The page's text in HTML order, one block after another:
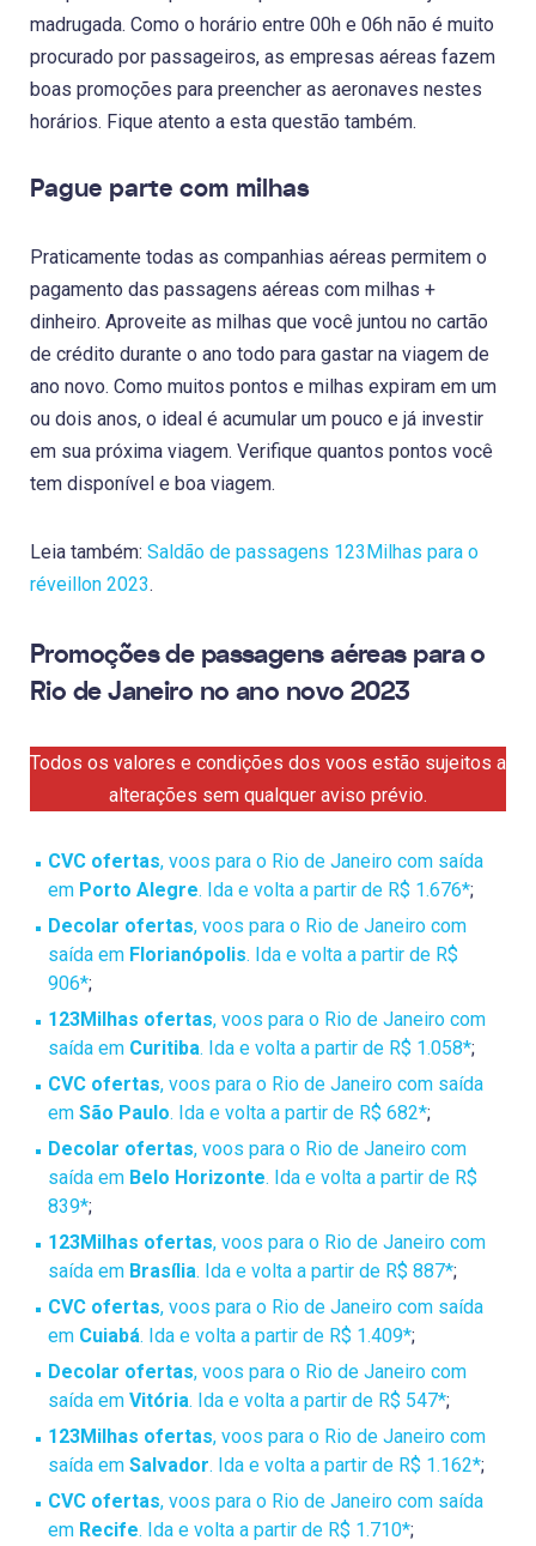
madrugada. Como o horário entre 00h e 06h não é muito
procurado por passageiros, as empresas aéreas fazem
boas promoções para preencher as aeronaves nestes
horários. Fique atento a esta questão também.
Pague parte com milhas
Praticamente todas as companhias aéreas permitem o
pagamento das passagens aéreas com milhas +
dinheiro. Aproveite as milhas que você juntou no cartão
de crédito durante o ano todo para gastar na viagem de
ano novo. Como muitos pontos e milhas expiram em um
ou dois anos, o ideal é acumular um pouco e já investir
em sua próxima viagem. Verifique quantos pontos você
tem disponível e boa viagem.
Leia também: Saldão de passagens 123Milhas para o
réveillon 2023.
Promoções de passagens aéreas para o
Rio de Janeiro no ano novo 2023
Todos os valores e condições dos voos estão sujeitos a
alterações sem qualquer aviso prévio.
CVC ofertas, voos para o Rio de Janeiro com saída
em Porto Alegre. Ida e volta a partir de R$ 1.676*;
Decolar ofertas, voos para o Rio de Janeiro com
saída em Florianópolis. Ida e volta a partir de R$
906*;
123Milhas ofertas, voos para o Rio de Janeiro com
saída em Curitiba. Ida e volta a partir de R$ 1.058*;
CVC ofertas, voos para o Rio de Janeiro com saída
em São Paulo. Ida e volta a partir de R$ 682*;
Decolar ofertas, voos para o Rio de Janeiro com
saída em Belo Horizonte. Ida e volta a partir de R$
839*;
123Milhas ofertas, voos para o Rio de Janeiro com
saída em Brasília. Ida e volta a partir de R$ 887*;
CVC ofertas, voos para o Rio de Janeiro com saída
em Cuiabá. Ida e volta a partir de R$ 1.409*;
Decolar ofertas, voos para o Rio de Janeiro com
saída em Vitória. Ida e volta a partir de R$ 547*;
123Milhas ofertas, voos para o Rio de Janeiro com
saída em Salvador. Ida e volta a partir de R$ 1.162*;
CVC ofertas, voos para o Rio de Janeiro com saída
em Recife. Ida e volta a partir de R$ 1.710*;